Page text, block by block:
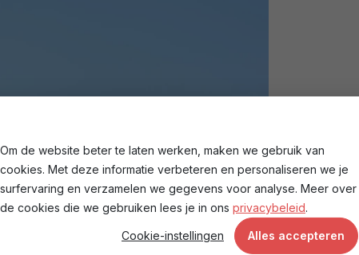
Om de website beter te laten werken, maken we gebruik van
cookies. Met deze informatie verbeteren en personaliseren we je
surfervaring en verzamelen we gegevens voor analyse. Meer over
de cookies die we gebruiken lees je in ons privacybeleid.
Cookie-instellingen Alles accepteren